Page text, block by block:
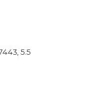
5.5